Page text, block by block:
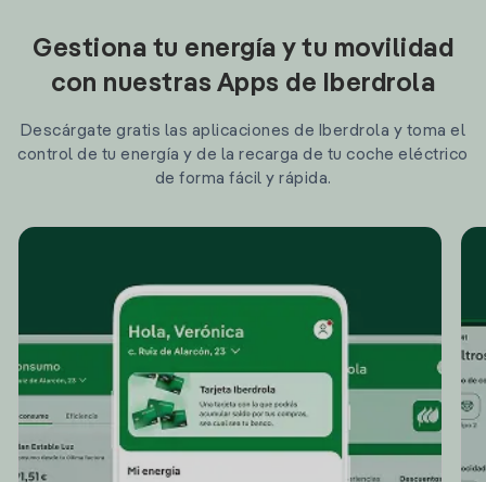
Gestiona tu energía y tu movilidad
con nuestras Apps de Iberdrola
Descárgate gratis las aplicaciones de Iberdrola y toma el
control de tu energía y de la recarga de tu coche eléctrico
de forma fácil y rápida.